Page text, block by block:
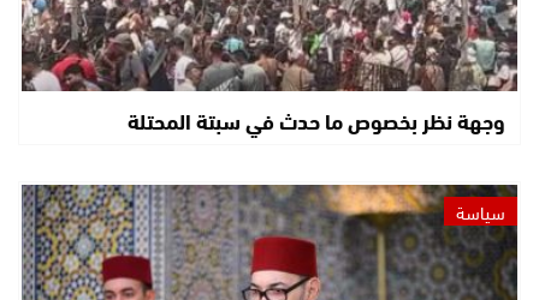
وجهة نظر بخصوص ما حدث في سبتة المحتلة
سياسة